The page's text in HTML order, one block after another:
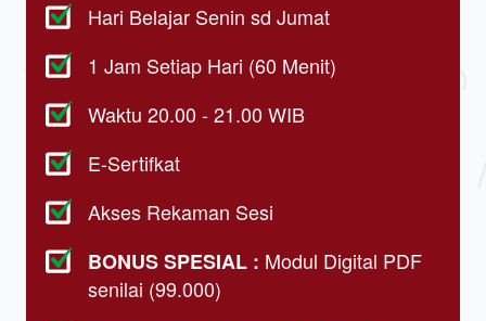
Hari Belajar Senin sd Jumat
1 Jam Setiap Hari (60 Menit)
Waktu 20.00 - 21.00 WIB
E-Sertifkat
Akses Rekaman Sesi
BONUS SPESIAL : Modul Digital PDF
senilai (99.000)